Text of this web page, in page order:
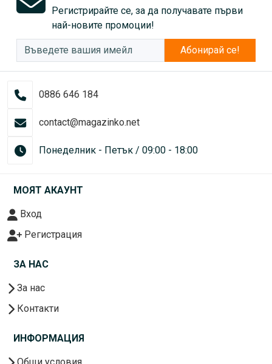
Регистрирайте се, за да получавате първи
най-новите промоции!
Абонирай се!
0886 646 184
contact@magazinko.net
Понеделник - Петък / 09:00 - 18:00
МОЯТ АКАУНТ
Вход
Регистрация
ЗА НАС
За нас
Контакти
ИНФОРМАЦИЯ